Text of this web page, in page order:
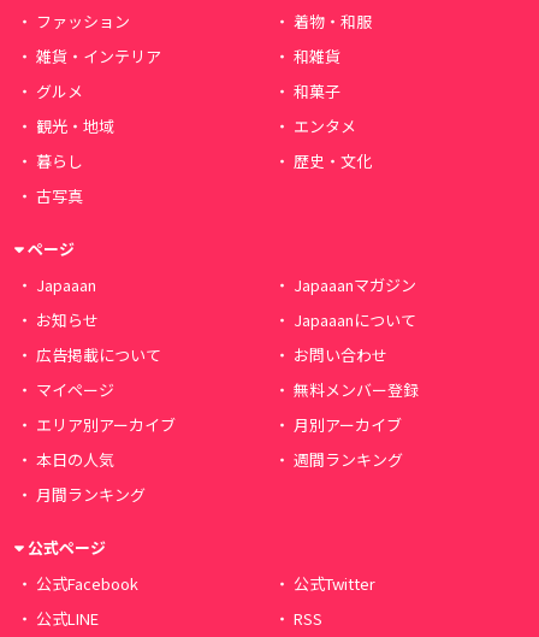
ファッション
着物・和服
雑貨・インテリア
和雑貨
グルメ
和菓子
観光・地域
エンタメ
暮らし
歴史・文化
古写真
ページ
Japaaan
Japaaanマガジン
お知らせ
Japaaanについて
広告掲載について
お問い合わせ
マイページ
無料メンバー登録
エリア別アーカイブ
月別アーカイブ
本日の人気
週間ランキング
月間ランキング
公式ページ
公式Facebook
公式Twitter
公式LINE
RSS